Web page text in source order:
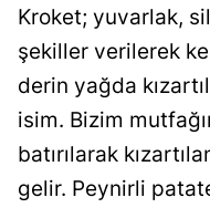
Kroket; yuvarlak,
şekiller verilerek
derin yağda
isim. Bizim
batırılarak
gelir. Peynirli